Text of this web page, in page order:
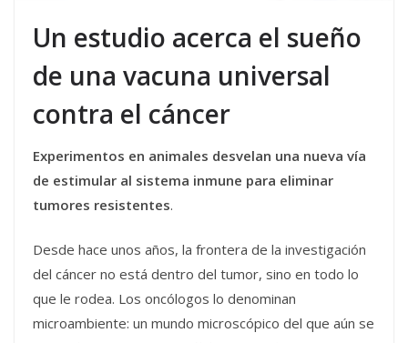
Un estudio acerca el sueño
de una vacuna universal
contra el cáncer
Experimentos en animales desvelan una nueva vía
de estimular al sistema inmune para eliminar
tumores resistentes.
Desde hace unos años, la frontera de la investigación
del cáncer no está dentro del tumor, sino en todo lo
que le rodea. Los oncólogos lo denominan
microambiente: un mundo microscópico del que aún se